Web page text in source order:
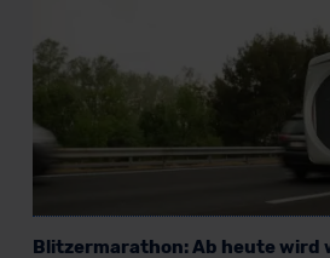
Blitzermarathon: Ab heute